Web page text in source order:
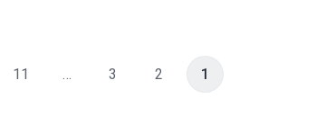
1
2
3
…
11